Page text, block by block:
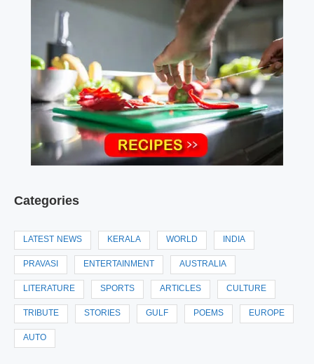
Categories
LATEST NEWS KERALA WORLD INDIA
PRAVASI ENTERTAINMENT AUSTRALIA
LITERATURE SPORTS ARTICLES CULTURE
TRIBUTE STORIES GULF POEMS EUROPE
AUTO